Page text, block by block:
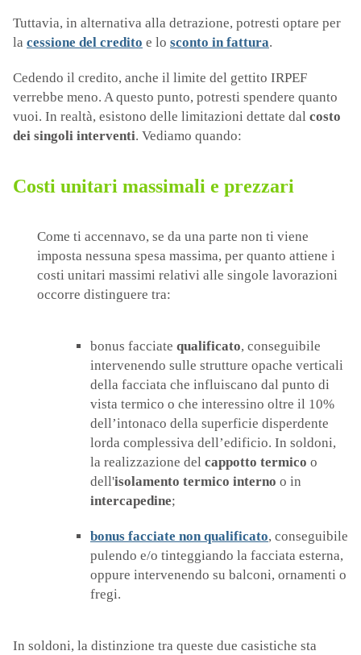
Tuttavia, in alternativa alla detrazione, potresti optare per
la cessione del credito e lo sconto in fattura.
Cedendo il credito, anche il limite del gettito IRPEF
verrebbe meno. A questo punto, potresti spendere quanto
vuoi. In realtà, esistono delle limitazioni dettate dal costo
dei singoli interventi. Vediamo quando:
Costi unitari massimali e prezzari
Come ti accennavo, se da una parte non ti viene
imposta nessuna spesa massima, per quanto attiene i
costi unitari massimi relativi alle singole lavorazioni
occorre distinguere tra:
bonus facciate qualificato, conseguibile
intervenendo sulle strutture opache verticali
della facciata che influiscano dal punto di
vista termico o che interessino oltre il 10%
dell’intonaco della superficie disperdente
lorda complessiva dell’edificio. In soldoni,
la realizzazione del cappotto termico o
dell'isolamento termico interno o in
intercapedine;
bonus facciate non qualificato, conseguibile
pulendo e/o tinteggiando la facciata esterna,
oppure intervenendo su balconi, ornamenti o
fregi.
In soldoni, la distinzione tra queste due casistiche sta